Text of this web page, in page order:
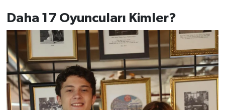
Daha 17 Oyuncuları Kimler?